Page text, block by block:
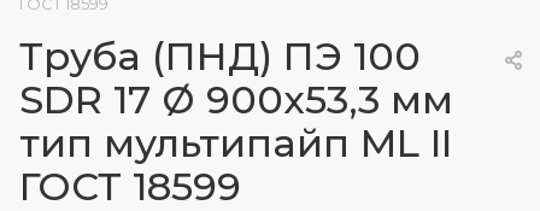
Труба (ПНД) ПЭ 100
SDR 17 Ø 900х53,3 мм
тип мультипайп ML II
ГОСТ 18599